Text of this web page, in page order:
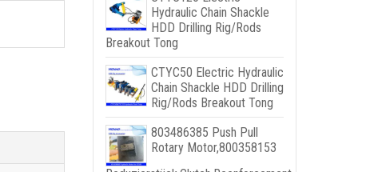
Hydraulic Chain Shackle
HDD Drilling Rig/Rods
Breakout Tong
CTYC50 Electric Hydraulic
Chain Shackle HDD Drilling
Rig/Rods Breakout Tong
803486385 Push Pull
Rotary Motor,800358153